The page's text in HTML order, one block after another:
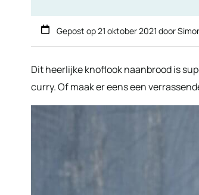
Gepost op21 oktober 2021 door
Dit heerlijke knoflook naanbrood is
curry. Of maak er eens een